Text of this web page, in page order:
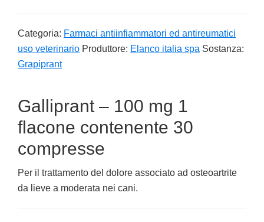
Categoria: Farmaci antiinfiammatori ed antireumatici
uso veterinario Produttore: Elanco italia spa Sostanza:
Grapiprant
Galliprant – 100 mg 1
flacone contenente 30
compresse
Per il trattamento del dolore associato ad osteoartrite
da lieve a moderata nei cani.